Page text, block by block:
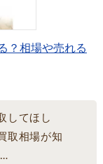
？相場や売れる
してほし
取相場が知
…